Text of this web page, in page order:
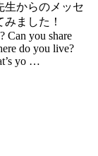
生からのメッセ
ました！
Can you share
do you live?
yo …